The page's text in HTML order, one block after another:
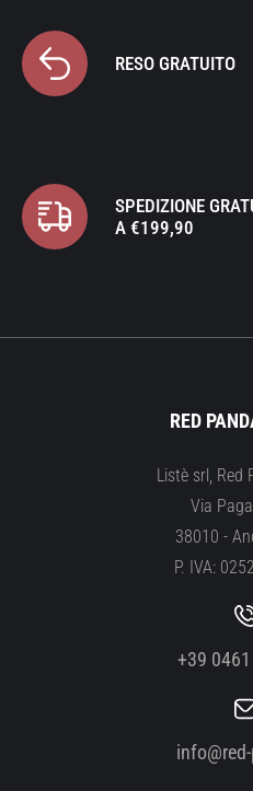
RESO GRATUITO
SPEDIZIONE
A €199,90
RED
Listè srl, Red
Via
38010 -
P. IVA:
+39